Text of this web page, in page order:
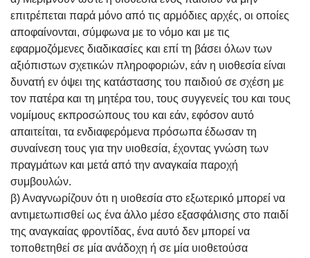
επιτρέπεται παρά μόνο από τις αρμόδιες αρχές, οι οποίες
αποφαίνονται, σύμφωνα με το νόμο και με τις
εφαρμοζόμενες διαδικασίες και επί τη βάσει όλων των
αξιόπιστων σχετικών πληροφοριών, εάν η υιοθεσία είναι
δυνατή εν όψει της κατάστασης του παιδιού σε σχέση με
τον πατέρα και τη μητέρα του, τους συγγενείς του και τους
νομίμους εκπροσώπους του και εάν, εφόσον αυτό
απαιτείται, τα ενδιαφερόμενα πρόσωπα έδωσαν τη
συναίνεση τους για την υιοθεσία, έχοντας γνώση των
πραγμάτων και μετά από την αναγκαία παροχή
συμβουλών.
β) Αναγνωρίζουν ότι η υιοθεσία στο εξωτερικό μπορεί να
αντιμετωπισθεί ως ένα άλλο μέσο εξασφάλισης στο παιδί
της αναγκαίας φροντίδας, ένα αυτό δεν μπορεί να
τοποθετηθεί σε μία ανάδοχη ή σε μία υιοθετούσα